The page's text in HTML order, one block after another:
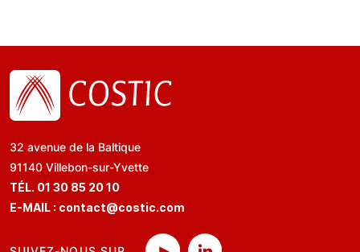
32 avenue de la Baltique
91140 Villebon-sur-Yvette
TÉL. 01 30 85 20 10
E-MAIL : contact@costic.com